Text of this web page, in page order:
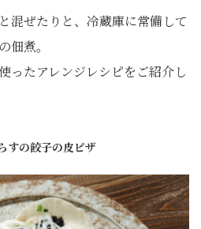
混ぜたりと、冷蔵庫に常備して
佃煮。
ったアレンジレシピをご紹介し
すの餃子の皮ピザ